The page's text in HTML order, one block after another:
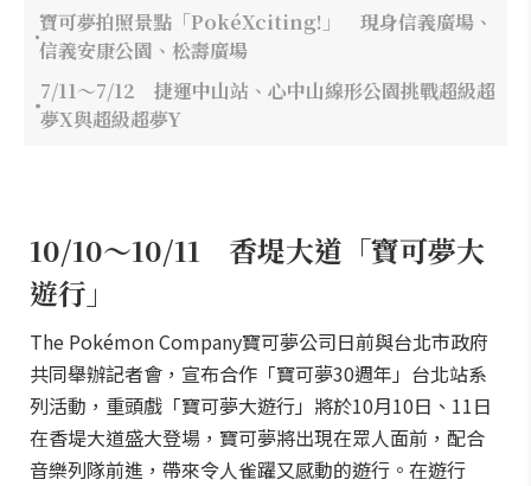
寶可夢拍照景點「PokéXciting!」 現身信義廣場、
信義安康公園、松壽廣場
7/11～7/12 捷運中山站、心中山線形公園挑戰超級超
夢X與超級超夢Y
10/10～10/11 香堤大道「寶可夢大
遊行」
The Pokémon Company寶可夢公司日前與台北市政府
共同舉辦記者會，宣布合作「寶可夢30週年」台北站系
列活動，重頭戲「寶可夢大遊行」將於10月10日、11日
在香堤大道盛大登場，寶可夢將出現在眾人面前，配合
音樂列隊前進，帶來令人雀躍又感動的遊行。在遊行